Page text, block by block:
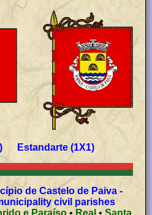
Estandarte (1X1)
de Castelo de Paiva -
civil parishes
e Paraíso• Real •Santa